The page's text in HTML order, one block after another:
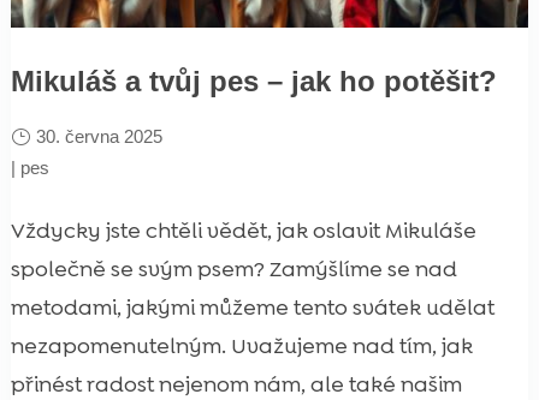
Mikuláš a tvůj pes – jak ho potěšit?
30. června 2025
| pes
Vždycky jste chtěli vědět, jak oslavit Mikuláše
společně se svým psem? Zamýšlíme se nad
metodami, jakými můžeme tento svátek udělat
nezapomenutelným. Uvažujeme nad tím, jak
přinést radost nejenom nám, ale také našim